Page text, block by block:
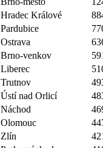
Hradec Králové
Pardubice
Ostrava
Brno-venkov
Liberec
Trutnov
Ústí nad Orlicí
Náchod
Olomouc
Zlín